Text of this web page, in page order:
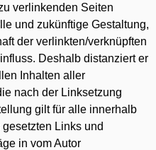
verlinkenden Seiten
und zukünftige Gestaltung,
der verlinkten/verknüpften
Deshalb distanziert er
Inhalten aller
nach der Linksetzung
gilt für alle innerhalb
Links und
in vom Autor